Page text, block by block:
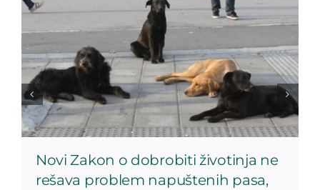
Novi Zakon o dobrobiti životinja ne
rešava problem napuštenih pasa,